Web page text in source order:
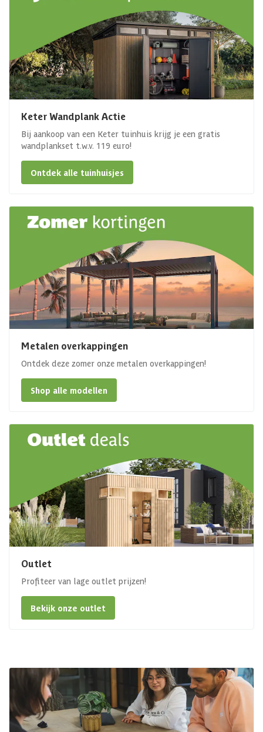
Keter Wandplank Actie
Bij aankoop van een Keter tuinhuis krijg je een gratis
wandplankset t.w.v. 119 euro!
Ontdek alle tuinhuisjes
Metalen overkappingen
Ontdek deze zomer onze metalen overkappingen!
Shop alle modellen
Outlet
Profiteer van lage outlet prijzen!
Bekijk onze outlet